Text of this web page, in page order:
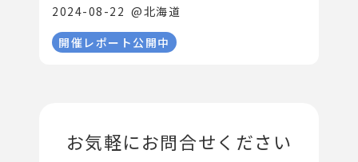
2024-08-22 @北海道
開催レポート公開中
お気軽にお問合せください